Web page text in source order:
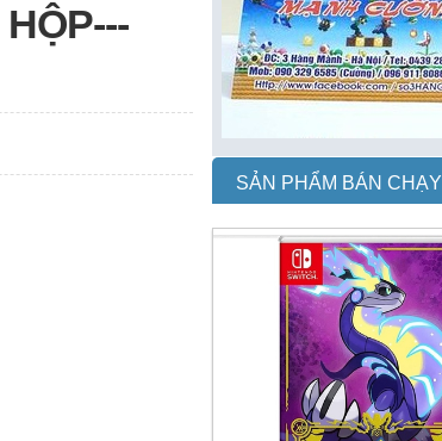
SẢN PHẨM BÁN CHẠY